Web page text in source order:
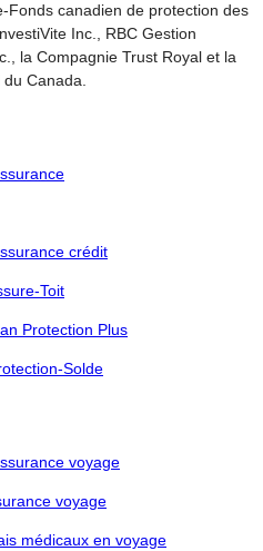
Fonds canadien de protection des
Inc., RBC Gestion
la Compagnie Trust Royal et la
du Canada.
crédit
Toit
Protection Plus
Solde
voyage
voyage
médicaux en voyage